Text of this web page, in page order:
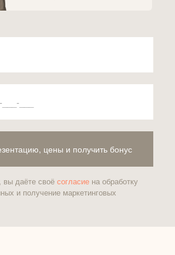
цены и получить бонус
вы даёте своё согласиена обработку
и получение маркетинговых